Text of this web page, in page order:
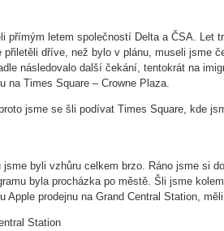
přímým letem společností Delta a ČSA. Let
přiletěli dříve, než bylo v plánu, museli jsme
následovalo další čekání, tentokrát na
na Times Square – Crowne Plaza.
jsme se šli podívat Times Square, kde
jsme byli vzhůru celkem brzo. Ráno jsme si
byla procházka po městě. Šli jsme
Apple prodejnu na Grand Central Station,